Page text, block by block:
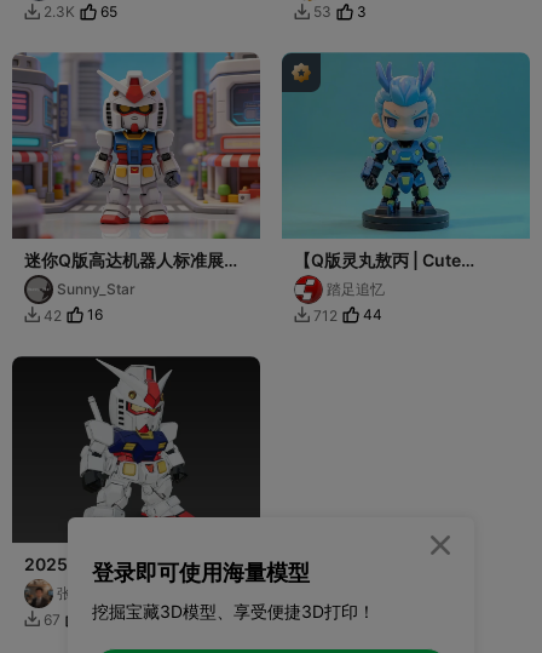
 2.3K 65  53 3
迷你Q版高达机器人标准展站
立姿态POP可爱模型摆件
Sunny_Star
 42 16
【Q版灵丸敖丙 | Cute
Aobing Series】高达机甲，
帅的一批
踏足追忆
 712 44
20250810002高达Q版
张飞打印
 67 5
登录即可使用海量模型
挖掘宝藏3D模型、享受便捷3D打印！
